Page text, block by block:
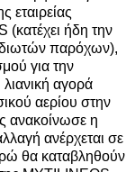
εταιρείας
ήδη την
παρόχων),
για την
αγορά
αερίου στην
ανακοίνωσε η
ανέρχεται σε
θα καταβληθούν